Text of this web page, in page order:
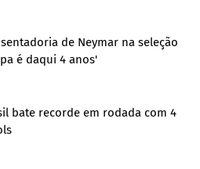
de Neymar na seleção
é daqui 4 anos'
bate recorde em rodada com 4